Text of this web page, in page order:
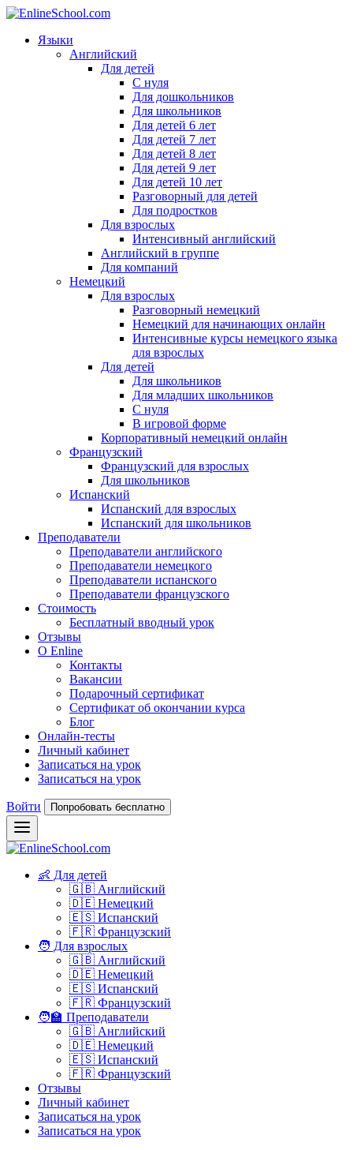
Языки
Английский
Для детей
С нуля
Для дошкольников
Для школьников
Для детей 6 лет
Для детей 7 лет
Для детей 8 лет
Для детей 9 лет
Для детей 10 лет
Разговорный для детей
Для подростков
Для взрослых
Интенсивный английский
Английский в группе
Для компаний
Немецкий
Для взрослых
Разговорный немецкий
Немецкий для начинающих онлайн
Интенсивные курсы немецкого языка
для взрослых
Для детей
Для школьников
Для младших школьников
С нуля
В игровой форме
Корпоративный немецкий онлайн
Французский
Французский для взрослых
Для школьников
Испанский
Испанский для взрослых
Испанский для школьников
Преподаватели
Преподаватели английского
Преподаватели немецкого
Преподаватели испанского
Преподаватели французского
Стоимость
Бесплатный вводный урок
Отзывы
О Enline
Контакты
Вакансии
Подарочный сертификат
Сертификат об окончании курса
Блог
Онлайн-тесты
Личный кабинет
Записаться на урок
Записаться на урок
Войти Попробовать бесплатно
👶 Для детей
🇬🇧 Английский
🇩🇪 Немецкий
🇪🇸 Испанский
🇫🇷 Французский
🧑 Для взрослых
🇬🇧 Английский
🇩🇪 Немецкий
🇪🇸 Испанский
🇫🇷 Французский
🧑‍🏫 Преподаватели
🇬🇧 Английский
🇩🇪 Немецкий
🇪🇸 Испанский
🇫🇷 Французский
Отзывы
Личный кабинет
Записаться на урок
Записаться на урок